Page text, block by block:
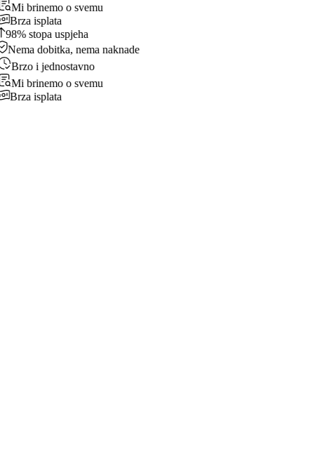
Mi brinemo o svemu
Brza isplata
98% stopa uspjeha
Nema dobitka, nema naknade
Brzo i jednostavno
Mi brinemo o svemu
Brza isplata